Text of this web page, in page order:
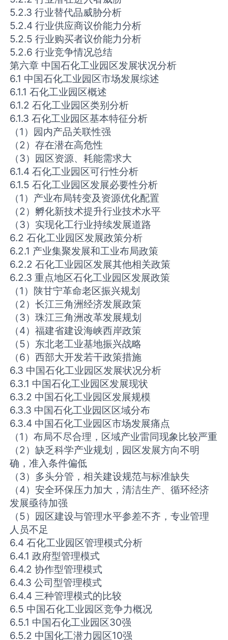
5.2.3 行业替代品威胁分析
5.2.4 行业供应商议价能力分析
5.2.5 行业购买者议价能力分析
5.2.6 行业竞争情况总结
第六章 中国石化工业园区发展状况分析
6.1 中国石化工业园区市场发展综述
6.1.1 石化工业园区概述
6.1.2 石化工业园区类别分析
6.1.3 石化工业园区基本特征分析
（1）园内产品关联性强
（2）存在潜在高危性
（3）园区资源、耗能需求大
6.1.4 石化工业园区可行性分析
6.1.5 石化工业园区发展必要性分析
（1）产业布局转变及资源优化配置
（2）孵化新技术提升行业技术水平
（3）实现化工行业持续发展道路
6.2 石化工业园区发展政策分析
6.2.1 产业集聚发展和工业布局政策
6.2.2 石化工业园区发展其他相关政策
6.2.3 重点地区石化工业园区发展政策
（1）陕甘宁革命老区振兴规划
（2）长江三角洲经济发展政策
（3）珠江三角洲改革发展规划
（4）福建省建设海峡西岸政策
（5）东北老工业基地振兴战略
（6）西部大开发若干政策措施
6.3 中国石化工业园区发展状况分析
6.3.1 中国石化工业园区发展现状
6.3.2 中国石化工业园区发展规模
6.3.3 中国石化工业园区区域分布
6.3.4 中国石化工业园区市场发展痛点
（1）布局不尽合理，区域产业雷同现象比较严重
（2）缺乏科学产业规划，园区发展方向不明
确，准入条件偏低
（3）多头分管，相关建设规范与标准缺失
（4）安全环保压力加大，清洁生产、循环经济
发展亟待加强
（5）园区建设与管理水平参差不齐，专业管理
人员不足
6.4 石化工业园区管理模式分析
6.4.1 政府型管理模式
6.4.2 协作型管理模式
6.4.3 公司型管理模式
6.4.4 三种管理模式的比较
6.5 中国石化工业园区竞争力概况
6.5.1 中国石化工业园区30强
6.5.2 中国化工潜力园区10强